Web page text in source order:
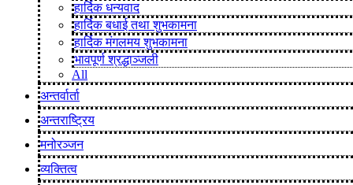
हार्दिक धन्यवाद
हार्दिक बधाई तथा शुभकामना
हार्दिक मंगलमय शुभकामना
भावपूर्ण श्रद्धाञ्जली
All
अन्तर्वार्ता
अन्तराष्ट्रिय
मनोरञ्जन
व्यक्तित्व